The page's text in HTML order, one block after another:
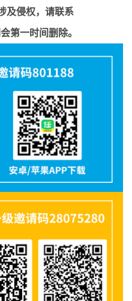
及侵权，请联系
一时间删除。